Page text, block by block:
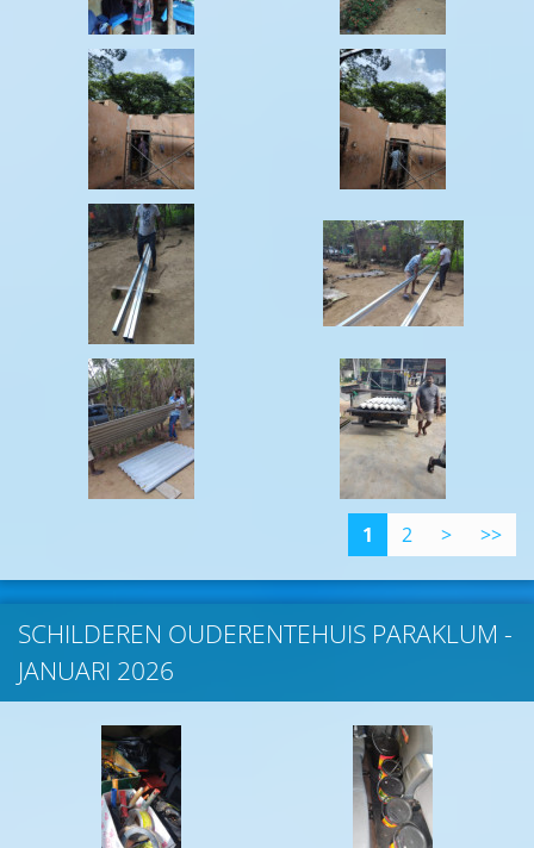
1 2 > >>
SCHILDEREN OUDERENTEHUIS PARAKLUM -
JANUARI 2026